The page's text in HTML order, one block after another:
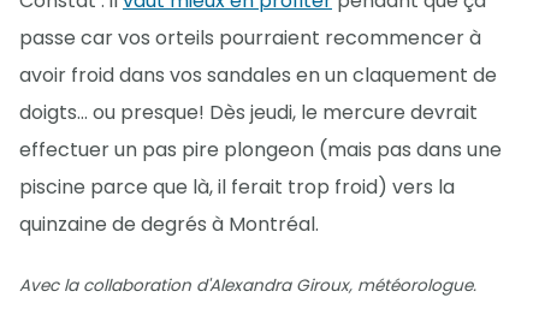
passe car vos orteils pourraient recommencer à
avoir froid dans vos sandales en un claquement de
doigts… ou presque! Dès jeudi, le mercure devrait
effectuer un pas pire plongeon (mais pas dans une
piscine parce que là, il ferait trop froid) vers la
quinzaine de degrés à Montréal.
Avec la collaboration d'Alexandra Giroux, météorologue.